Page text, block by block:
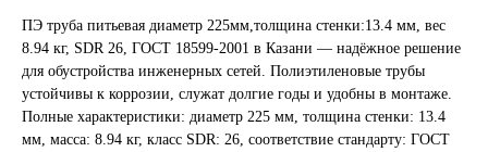
ПЭ труба питьевая диаметр 225мм,толщина стенки:13.4 мм, вес
8.94 кг, SDR 26, ГОСТ 18599-2001 в Казани — надёжное решение
для обустройства инженерных сетей. Полиэтиленовые трубы
устойчивы к коррозии, служат долгие годы и удобны в монтаже.
Полные характеристики: диаметр 225 мм, толщина стенки: 13.4
мм, масса: 8.94 кг, класс SDR: 26, соответствие стандарту: ГОСТ